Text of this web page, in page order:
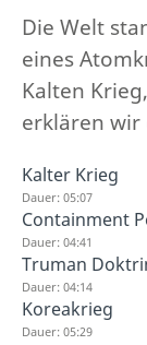
Die Welt
eines
Kalten
erklären
Kalter Krieg
Dauer: 05:07
Containment
Dauer: 04:41
Truman
Dauer: 04:14
Koreakrieg
Dauer: 05:29